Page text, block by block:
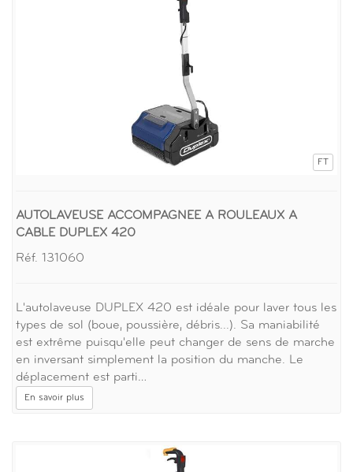
FT
AUTOLAVEUSE ACCOMPAGNEE A ROULEAUX A
CABLE DUPLEX 420
Réf. 131060
L'autolaveuse DUPLEX 420 est idéale pour laver tous les
types de sol (boue, poussière, débris...). Sa maniabilité
est extrême puisqu'elle peut changer de sens de marche
en inversant simplement la position du manche. Le
déplacement est parti…
En savoir plus